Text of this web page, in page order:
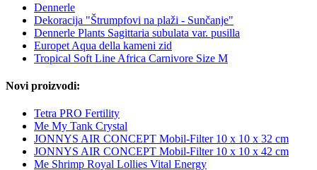
Dennerle
Dekoracija "Štrumpfovi na plaži - Sunčanje"
Dennerle Plants Sagittaria subulata var. pusilla
Europet Aqua della kameni zid
Tropical Soft Line Africa Carnivore Size M
Novi proizvodi:
Tetra PRO Fertility
Me My Tank Crystal
JONNYS AIR CONCEPT Mobil-Filter 10 x 10 x 32 cm
JONNYS AIR CONCEPT Mobil-Filter 10 x 10 x 42 cm
Me Shrimp Royal Lollies Vital Energy